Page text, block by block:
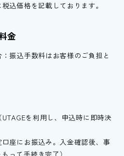
込価格を記載しております。
金
振込手数料はお客様のご負担と
を利用し、申込時に即時決
座にお振込み。入金確認後、事
って手続き完了）